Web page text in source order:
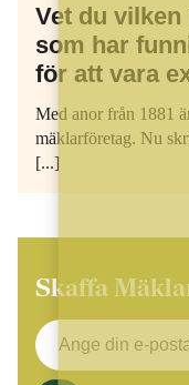
Vet du
som har
för att vara
Med anor från 1881
mäklarföretag. Nu
[...]
Skaffa